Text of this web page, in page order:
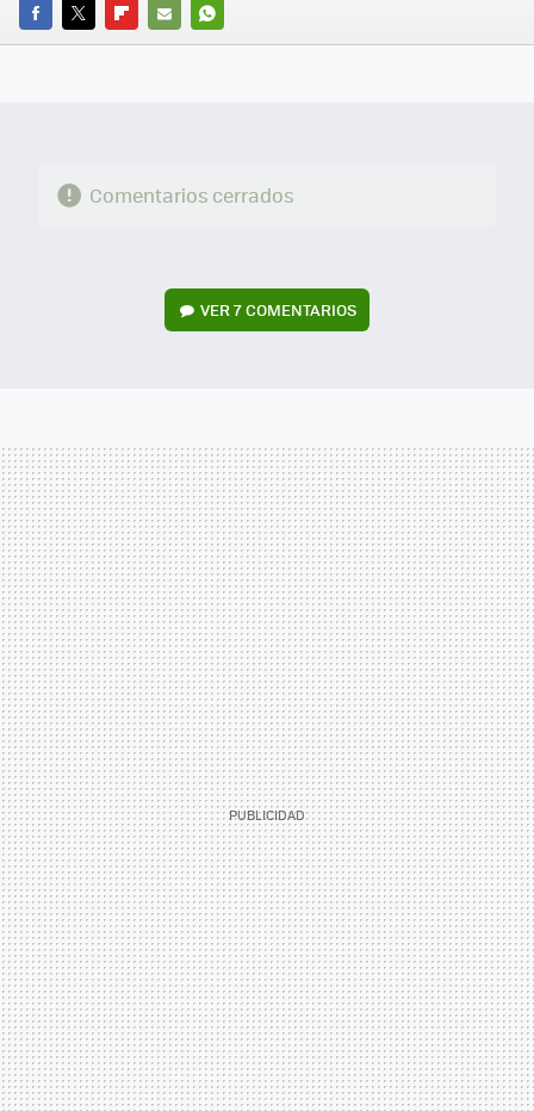
FACEBOOK
TWITTERFLIPBOARD
E-
WHATSAPP
Comentarios cerrados
VER7 COMENTARIOS